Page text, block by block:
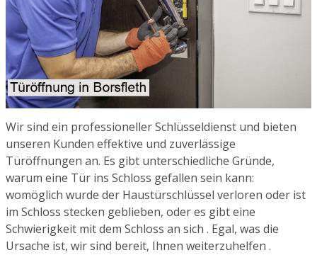
Wir sind ein professioneller Schlüsseldienst und bieten
unseren Kunden effektive und zuverlässige
Türöffnungen an. Es gibt unterschiedliche Gründe,
warum eine Tür ins Schloss gefallen sein kann:
womöglich wurde der Haustürschlüssel verloren oder ist
im Schloss stecken geblieben, oder es gibt eine
Schwierigkeit mit dem Schloss an sich . Egal, was die
Ursache ist, wir sind bereit, Ihnen weiterzuhelfen .